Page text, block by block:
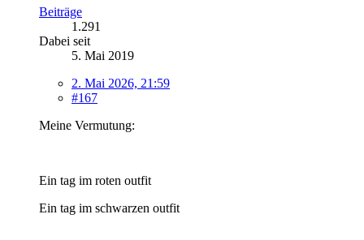
Beiträge
1.291
Dabei seit
5. Mai 2019
2. Mai 2026, 21:59
#167
Meine Vermutung:
Ein tag im roten outfit
Ein tag im schwarzen outfit